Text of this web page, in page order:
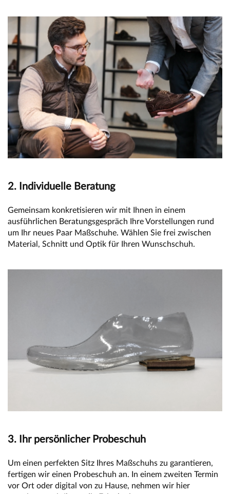
2. Individuelle Beratung
Gemeinsam konkretisieren wir mit Ihnen in einem
ausführlichen Beratungsgespräch Ihre Vorstellungen rund
um Ihr neues Paar Maßschuhe. Wählen Sie frei zwischen
Material, Schnitt und Optik für Ihren Wunschschuh.
3. Ihr persönlicher Probeschuh
Um einen perfekten Sitz Ihres Maßschuhs zu garantieren,
fertigen wir einen Probeschuh an. In einem zweiten Termin
vor Ort oder digital von zu Hause, nehmen wir hier